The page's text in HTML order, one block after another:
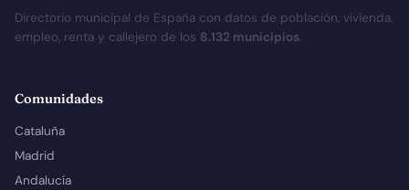
Directorio municipal de España con datos de población, vivienda,
empleo, renta y callejero de los 8.132 municipios.
Comunidades
Cataluña
Madrid
Andalucía